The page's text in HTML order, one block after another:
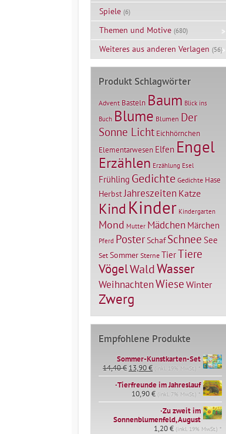
Spiele (6)
Themen und Motive (680)
Weiteres aus anderen Verlagen (56)
Produkt Schlagwörter
Advent Basteln Baum Blick ins
Buch Blume Blumen Der
Sonne Licht Eichhörnchen
Elementarwesen Elfen Engel
Erzählen Erzählung Esel
Frühling Gedichte Gedichte Hase
HerbstJahreszeiten Katze
KindKinder Kindergarten
Mond Mutter Mädchen Märchen
Pferd PosterSchaf Schnee See
Set Sommer Sterne TierTiere
VögelWaldWasser
WeihnachtenWiese Winter
Zwerg
Empfohlene Produkte
Sommer-Kunstkarten-Set
14,40€ Ursprünglicher
Preis
war:
14,40 €
13,90€Aktueller
Preis
ist:
13,90 €.
(inkl. 19% MwSt.) *
∙Tierfreunde im Jahreslauf
10,90€ (inkl. 7% MwSt.) *
∙Zu zweit im
Sonnenblumenfeld, August
1,20€ (inkl. 19% MwSt.) *